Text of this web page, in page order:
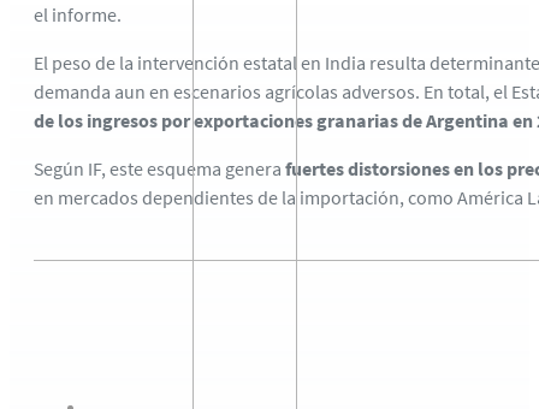
el informe.
El peso de la intervención estatal en India resulta
demanda aun en escenarios agrícolas adversos. En total, el
de los ingresos por exportaciones granarias de Argentina en
Según IF, este esquema genera fuertes distorsiones en los
en mercados dependientes de la importación, como América